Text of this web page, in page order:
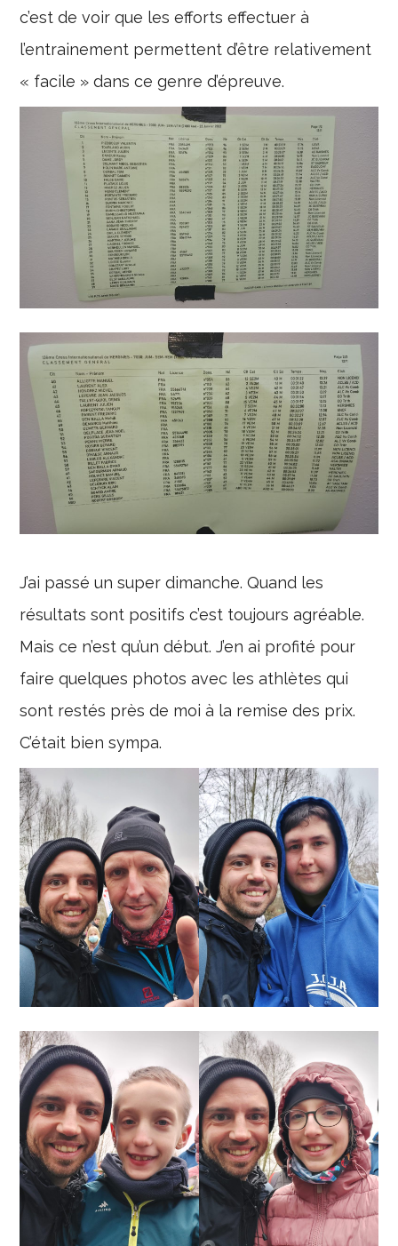
c’est de voir que les efforts effectuer à
l’entrainement permettent d’être relativement
« facile » dans ce genre d’épreuve.
J’ai passé un super dimanche. Quand les
résultats sont positifs c’est toujours agréable.
Mais ce n’est qu’un début. J’en ai profité pour
faire quelques photos avec les athlètes qui
sont restés près de moi à la remise des prix.
C’était bien sympa.